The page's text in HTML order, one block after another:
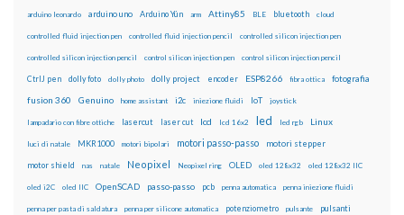
arduino leonardo arduino uno Arduino Yún arm Attiny85 BLE bluetooth cloud
controlled fluid injection pen controlled fluid injection pencil controlled silicon injection pen
controlled silicon injection pencil control silicon injection pen control silicon injection pencil
CtrlJ pen dolly foto dolly photo dolly project encoder ESP8266 fibra ottica fotografia
fusion 360 Genuino home assistant i2c iniezione fluidi IoT joystick
lampadario con fibre ottiche lasercut laser cut lcd lcd 16x2 led led rgb Linux
luci di natale MKR1000 motori bipolari motori passo-passo motori stepper
motor shield nas natale Neopixel Neopixel ring OLED oled 128x32 oled 128x32 IIC
oled i2C oled IIC OpenSCAD passo-passo pcb penna automatica penna iniezione fluidi
penna per pasta di saldatura penna per silicone automatica potenziometro pulsante pulsanti